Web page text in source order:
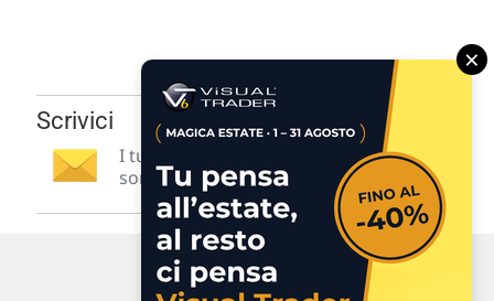
Scrivici
I tuoi suggerimenti per noi
sono preziosi e molto utili! »
×